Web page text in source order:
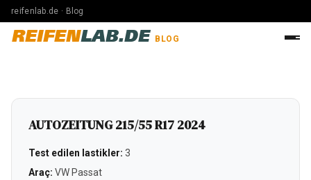
reifenlab.de · Blog
REIFENLAB.DE BLOG
AUTOZEITUNG 215/55 R17 2024
Test edilen lastikler: 3
Araç: VW Passat